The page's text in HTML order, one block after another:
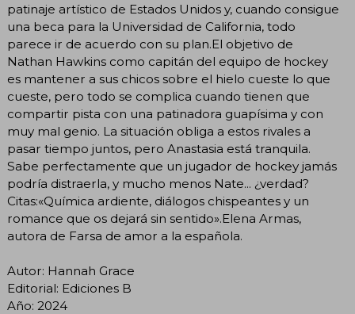
patinaje artístico de Estados Unidos y, cuando consigue
una beca para la Universidad de California, todo
parece ir de acuerdo con su plan.El objetivo de
Nathan Hawkins como capitán del equipo de hockey
es mantener a sus chicos sobre el hielo cueste lo que
cueste, pero todo se complica cuando tienen que
compartir pista con una patinadora guapísima y con
muy mal genio. La situación obliga a estos rivales a
pasar tiempo juntos, pero Anastasia está tranquila.
Sabe perfectamente que un jugador de hockey jamás
podría distraerla, y mucho menos Nate... ¿verdad?
Citas:«Química ardiente, diálogos chispeantes y un
romance que os dejará sin sentido».Elena Armas,
autora de Farsa de amor a la española.
Autor: Hannah Grace
Editorial: Ediciones B
Año: 2024